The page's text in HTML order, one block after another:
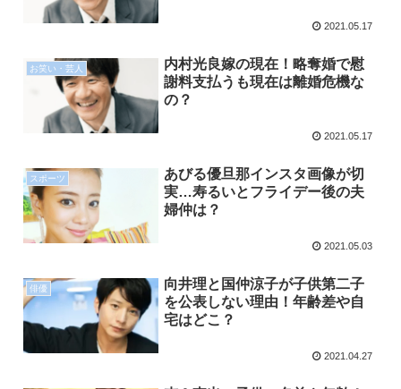
2021.05.17
お笑い・芸人
内村光良嫁の現在！略奪婚で慰
謝料支払うも現在は離婚危機な
の？
2021.05.17
スポーツ
あびる優旦那インスタ画像が切
実…寿るいとフライデー後の夫
婦仲は？
2021.05.03
俳優
向井理と国仲涼子が子供第二子
を公表しない理由！年齢差や自
宅はどこ？
2021.04.27